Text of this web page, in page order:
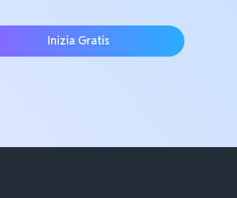
Inizia Gratis